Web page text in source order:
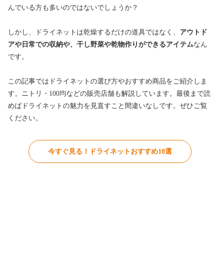
んでいる方も多いのではないでしょうか？
しかし、ドライネットは乾燥するだけの道具ではなく、 アウトド
アや日常での収納や、干し野菜や乾物作りができるアイテムなん
です。
この記事ではドライネットの選び方やおすすめ商品をご紹介しま
す。ニトリ・100均などの販売店舗も解説しています。最後まで読
めばドライネットの魅力を見直すこと間違いなしです。ぜひご覧
ください。
今すぐ見る！ドライネットおすすめ10選